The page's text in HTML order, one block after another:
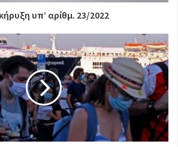
υπ’ αρίθμ. 23/2022